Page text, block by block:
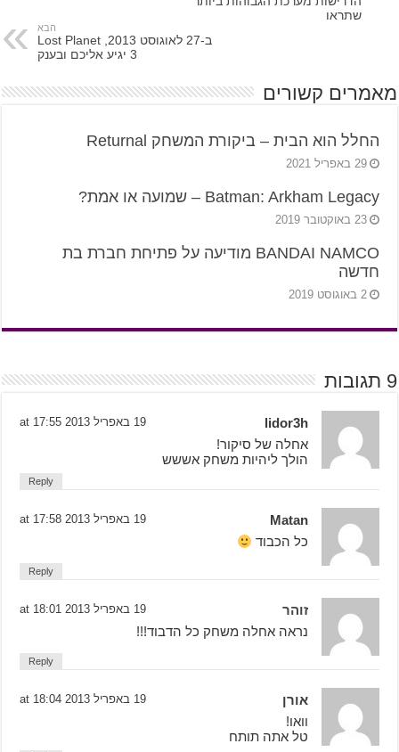
שתראו
הבא
ב-27 לאוגוסט 2013, Lost Planet
3 יגיע אליכם ובענק
מאמרים קשורים
החלל הוא הבית – ביקורת המשחק Returnal
29 באפריל 2021
Batman: Arkham Legacy – שמועה או אמת?
23 באוקטובר 2019
BANDAI NAMCO מודיעה על פתיחת חברת בת
חדשה
2 באוגוסט 2019
9 תגובות
lidor3h 19 באפריל 2013 at 17:55
אחלה של סיקור!
הולך ליהיות משחק אששש
Reply
Matan 19 באפריל 2013 at 17:58
כל הכבוד
Reply
זוהר 19 באפריל 2013 at 18:01
נראה אחלה משחק כל הדבוד!!!
Reply
אורן 19 באפריל 2013 at 18:04
וואו!
טל אתה תותח